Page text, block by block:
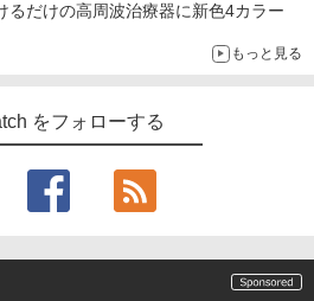
るだけの高周波治療器に新色4カラー
もっと見る
をフォローする